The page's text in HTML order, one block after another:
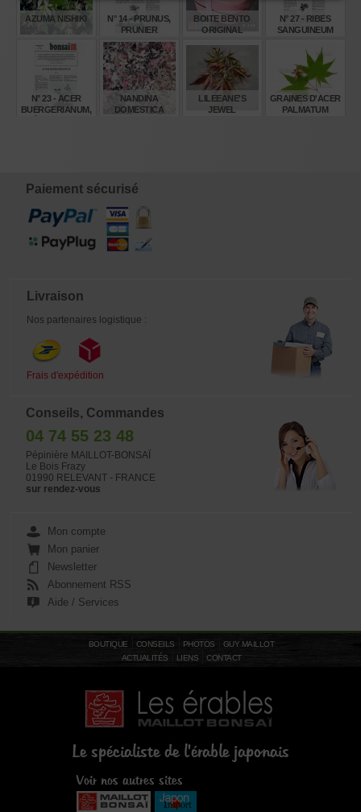
AZUMA NISHIKI
32,00 €
N° 14 - PRUNUS,
PRUNIER
4,00€
BOITE BENTO
ORIGINAL
ROSE B134 600ML
12,00€
N° 27 - RIBES
SANGUINEUM
4,00
N° 23 - ACER
BUERGERIANUM,
NANDINA
DOMESTICA
LILEEANE'S
JEWEL
GRAINES D'ACER
PALMATUM
Paiement sécurisé
Livraison
Nos partenaires logistique :
Frais d'expédition
Conseils, Commandes
04 74 55 23 48
Pépinière MAILLOT-BONSAÏ
Le Bois Frazy
01990 RELEVANT - FRANCE
sur rendez-vous
Mon compte
Mon panier
Newsletter
Abonnement RSS
Aide / Services
BOUTIQUE CONSEILS PHOTOS
GUY MAILLOT
ACTUALITÉS
LIENS CONTACT
Le spécialiste de l'érable japonais
Voir nos autres sites